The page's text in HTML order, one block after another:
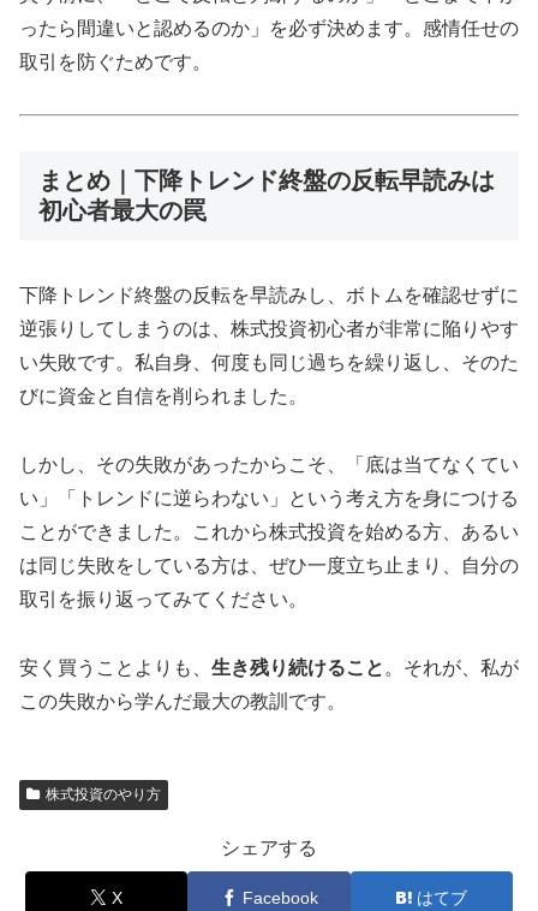
ったら間違いと認めるのか」を必ず決めます。感情任せの
取引を防ぐためです。
まとめ｜下降トレンド終盤の反転早読みは
初心者最大の罠
下降トレンド終盤の反転を早読みし、ボトムを確認せずに
逆張りしてしまうのは、株式投資初心者が非常に陥りやす
い失敗です。私自身、何度も同じ過ちを繰り返し、そのた
びに資金と自信を削られました。
しかし、その失敗があったからこそ、「底は当てなくてい
い」「トレンドに逆らわない」という考え方を身につける
ことができました。これから株式投資を始める方、あるい
は同じ失敗をしている方は、ぜひ一度立ち止まり、自分の
取引を振り返ってみてください。
安く買うことよりも、 生き残り続けること 。それが、私が
この失敗から学んだ最大の教訓です。
株式投資のやり方
シェアする
X Facebook はてブ